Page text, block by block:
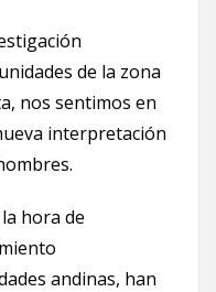
de la zona
nos sentimos en
interpretación
hora de
andinas, han